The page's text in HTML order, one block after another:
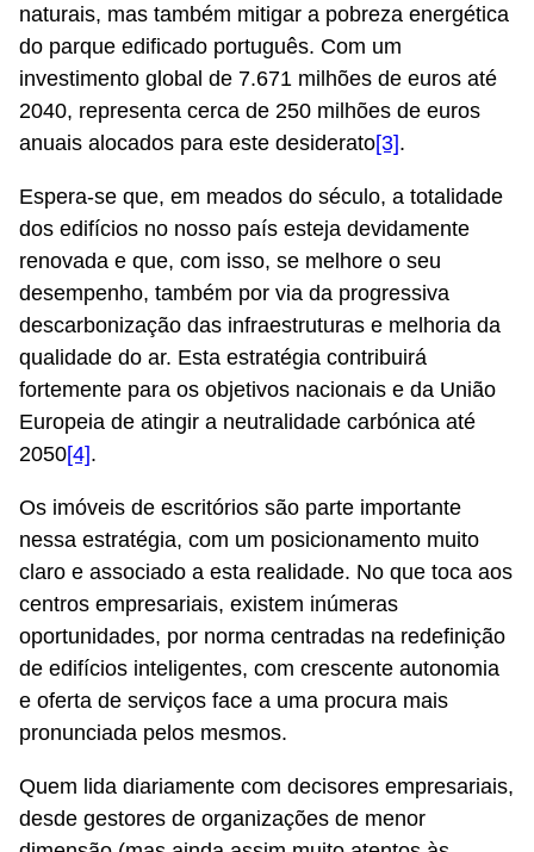
naturais, mas também mitigar a pobreza energética
do parque edificado português. Com um
investimento global de 7.671 milhões de euros até
2040, representa cerca de 250 milhões de euros
anuais alocados para este desiderato[3].
Espera-se que, em meados do século, a totalidade
dos edifícios no nosso país esteja devidamente
renovada e que, com isso, se melhore o seu
desempenho, também por via da progressiva
descarbonização das infraestruturas e melhoria da
qualidade do ar. Esta estratégia contribuirá
fortemente para os objetivos nacionais e da União
Europeia de atingir a neutralidade carbónica até
2050[4].
Os imóveis de escritórios são parte importante
nessa estratégia, com um posicionamento muito
claro e associado a esta realidade. No que toca aos
centros empresariais, existem inúmeras
oportunidades, por norma centradas na redefinição
de edifícios inteligentes, com crescente autonomia
e oferta de serviços face a uma procura mais
pronunciada pelos mesmos.
Quem lida diariamente com decisores empresariais,
desde gestores de organizações de menor